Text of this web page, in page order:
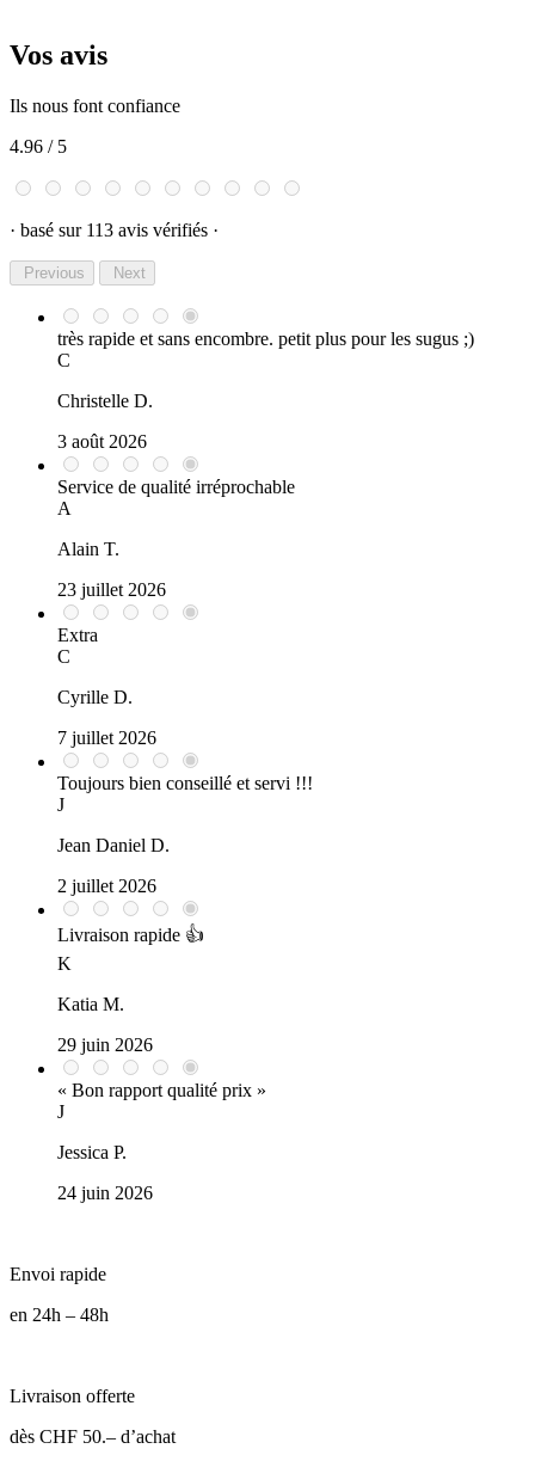
Vos avis
Ils nous font confiance
4.96 / 5
· basé sur 113 avis vérifiés ·
Previous Next
très rapide et sans encombre. petit plus pour les sugus ;)
C
Christelle D.
3 août 2026
Service de qualité irréprochable
A
Alain T.
23 juillet 2026
Extra
C
Cyrille D.
7 juillet 2026
Toujours bien conseillé et servi !!!
J
Jean Daniel D.
2 juillet 2026
Livraison rapide 👍
K
Katia M.
29 juin 2026
« Bon rapport qualité prix »
J
Jessica P.
24 juin 2026
Envoi rapide
en 24h – 48h
Livraison offerte
dès CHF 50.– d’achat